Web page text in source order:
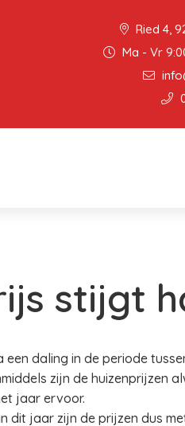
Ried 4,
Ma - Vr
stijgt
een daling in de periode
zijn de huizenprijzen
jaar ervoor.
dit jaar zijn de prijzen dus